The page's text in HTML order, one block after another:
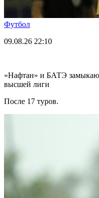
Футбол
09.08.26 22:10
«Нафтан» и БАТЭ
высшей лиги
После 17 туров.